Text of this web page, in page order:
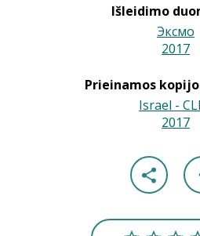
Išleidimo
Эксмо
|
2017
Prieinamos
Israel -
|
2017